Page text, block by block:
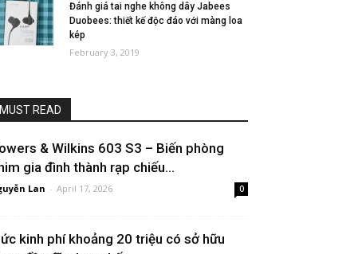
Đánh giá tai nghe không dây Jabees
Duobees: thiết kế độc đáo với màng loa
kép
February 3, 2019
MUST READ
& Wilkins 603 S3 – Biến phòng
gia đình thành rạp chiếu...
Lan - April 17, 2026 0
kinh phí khoảng 20 triệu có sở hữu